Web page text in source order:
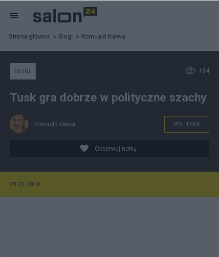
Strona główna Blogi Romuald Kałwa
184
BLOG
Tusk gra dobrze w polityczne szachy
Romuald Kałwa POLITYKA
Obserwuj notkę
28.01.2010